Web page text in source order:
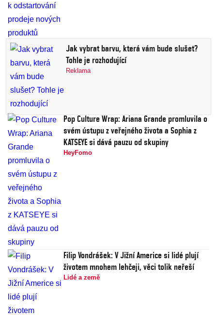
Jak vybrat barvu, která vám bude slušet?
Tohle je rozhodující
Reklama
Pop Culture Wrap: Ariana Grande promluvila o
svém ústupu z veřejného života a Sophia z
KATSEYE si dává pauzu od skupiny
HeyFomo
Filip Vondrášek: V Jižní Americe si lidé plují
životem mnohem lehčeji, věci tolik neřeší
Lidé a země